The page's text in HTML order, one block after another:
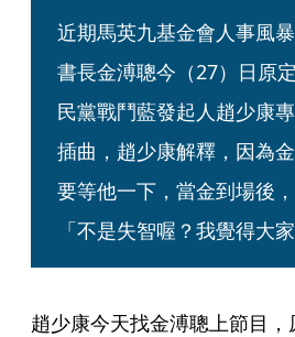
近期馬英九基金會人事風
書長金溥聰今（27）日原
民黨戰鬥藍發起人趙少康
插曲，趙少康解釋，因為
要等他一下，當金到場後
「不是失智喔？我覺得大
趙少康今天找金溥聰上節目